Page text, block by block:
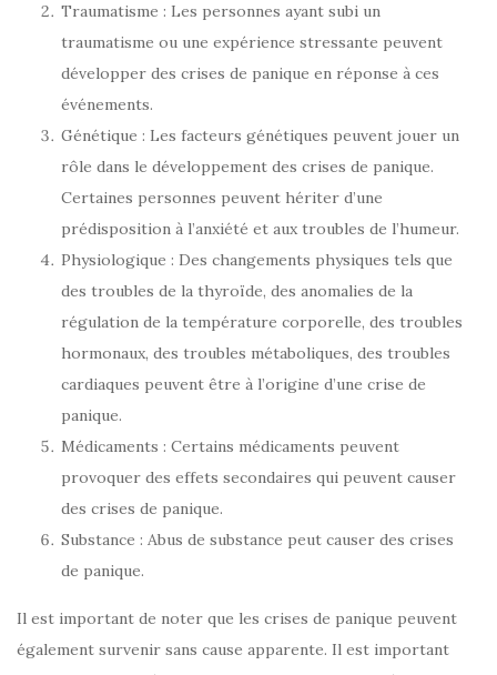
Traumatisme : Les personnes ayant subi un
traumatisme ou une expérience stressante peuvent
développer des crises de panique en réponse à ces
événements.
Génétique : Les facteurs génétiques peuvent jouer un
rôle dans le développement des crises de panique.
Certaines personnes peuvent hériter d’une
prédisposition à l’anxiété et aux troubles de l’humeur.
Physiologique : Des changements physiques tels que
des troubles de la thyroïde, des anomalies de la
régulation de la température corporelle, des troubles
hormonaux, des troubles métaboliques, des troubles
cardiaques peuvent être à l’origine d’une crise de
panique.
Médicaments : Certains médicaments peuvent
provoquer des effets secondaires qui peuvent causer
des crises de panique.
Substance : Abus de substance peut causer des crises
de panique.
Il est important de noter que les crises de panique peuvent
également survenir sans cause apparente. Il est important